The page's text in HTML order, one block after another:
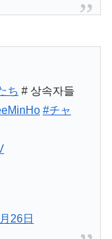
ち # 상속자들
#チャ
26日